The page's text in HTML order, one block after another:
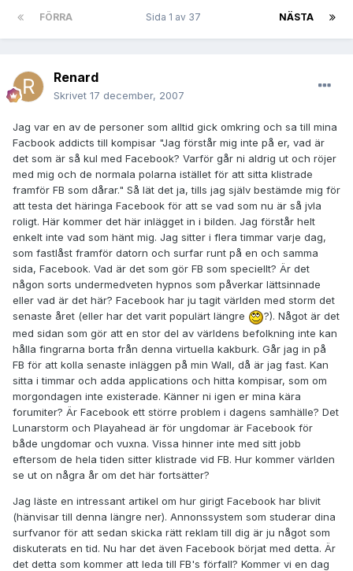
FÖRRA NÄSTA
Sida 1 av 37
Renard
Skrivet 17 december, 2007
Jag var en av de personer som alltid gick omkring och sa till mina
Facbook addicts till kompisar "Jag förstår mig inte på er, vad är
det som är så kul med Facebook? Varför går ni aldrig ut och röjer
med mig och de normala polarna istället för att sitta klistrade
framför FB som dårar." Så lät det ja, tills jag själv bestämde mig för
att testa det häringa Facebook för att se vad som nu är så jvla
roligt. Här kommer det här inlägget in i bilden. Jag förstår helt
enkelt inte vad som hänt mig. Jag sitter i flera timmar varje dag,
som fastlåst framför datorn och surfar runt på en och samma
sida, Facebook. Vad är det som gör FB som speciellt? Är det
någon sorts undermedveten hypnos som påverkar lättsinnade
eller vad är det här? Facebook har ju tagit världen med storm det
senaste året (eller har det varit populärt längre
?). Något är det
med sidan som gör att en stor del av världens befolkning inte kan
hålla fingrarna borta från denna virtuella kakburk. Går jag in på
FB för att kolla senaste inläggen på min Wall, då är jag fast. Kan
sitta i timmar och adda applications och hitta kompisar, som om
morgondagen inte existerade. Känner ni igen er mina kära
forumiter? Är Facebook ett större problem i dagens samhälle? Det
Lunarstorm och Playahead är för ungdomar är Facebook för
både ungdomar och vuxna. Vissa hinner inte med sitt jobb
eftersom de hela tiden sitter klistrade vid FB. Hur kommer världen
se ut on några år om det här fortsätter?
Jag läste en intressant artikel om hur girigt Facebook har blivit
(hänvisar till denna längre ner). Annonssystem som studerar dina
surfvanor för att sedan skicka rätt reklam till dig är ju något som
diskuterats en tid. Nu har det även Facebook börjat med detta. Är
det detta som kommer att leda till FB's förfall? Kommer vi en dag